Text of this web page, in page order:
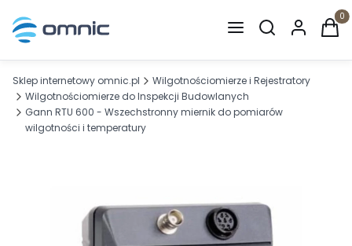
Otwórz
Sklep internetowy omnic.pl
Wilgotnościomierze i Rejestratory
Wilgotnościomierze do Inspekcji Budowlanych
Gann RTU 600 - Wszechstronny miernik do pomiarów
wilgotności i temperatury